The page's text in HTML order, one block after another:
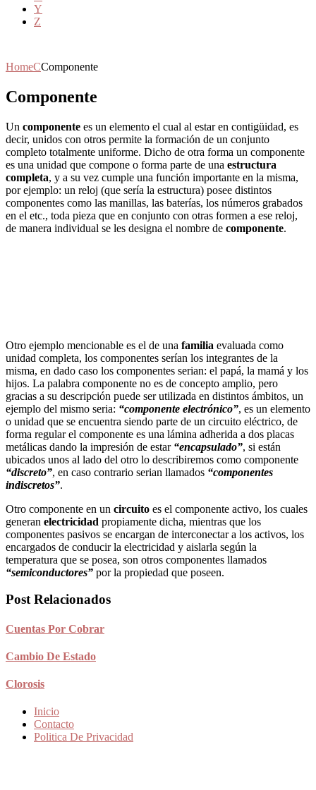
Y
Z
HomeCComponente
Componente
Un componente es un elemento el cual al estar en contigüidad, es
decir, unidos con otros permite la formación de un conjunto
completo totalmente uniforme. Dicho de otra forma un componente
es una unidad que compone o forma parte de una estructura
completa, y a su vez cumple una función importante en la misma,
por ejemplo: un reloj (que sería la estructura) posee distintos
componentes como las manillas, las baterías, los números grabados
en el etc., toda pieza que en conjunto con otras formen a ese reloj,
de manera individual se les designa el nombre de componente.
Otro ejemplo mencionable es el de una familia evaluada como
unidad completa, los componentes serían los integrantes de la
misma, en dado caso los componentes serian: el papá, la mamá y los
hijos. La palabra componente no es de concepto amplio, pero
gracias a su descripción puede ser utilizada en distintos ámbitos, un
ejemplo del mismo seria: “componente electrónico”, es un elemento
o unidad que se encuentra siendo parte de un circuito eléctrico, de
forma regular el componente es una lámina adherida a dos placas
metálicas dando la impresión de estar “encapsulado”, si están
ubicados unos al lado del otro lo describiremos como componente
“discreto”, en caso contrario serian llamados “componentes
indiscretos”.
Otro componente en un circuito es el componente activo, los cuales
generan electricidad propiamente dicha, mientras que los
componentes pasivos se encargan de interconectar a los activos, los
encargados de conducir la electricidad y aislarla según la
temperatura que se posea, son otros componentes llamados
“semiconductores” por la propiedad que poseen.
Post Relacionados
Cuentas Por Cobrar
Cambio De Estado
Clorosis
Inicio
Contacto
Politica De Privacidad